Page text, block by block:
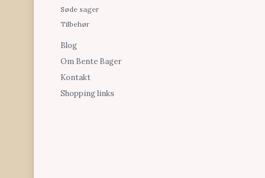
Søde sager
Tilbehør
Blog
Om Bente Bager
Kontakt
Shopping links